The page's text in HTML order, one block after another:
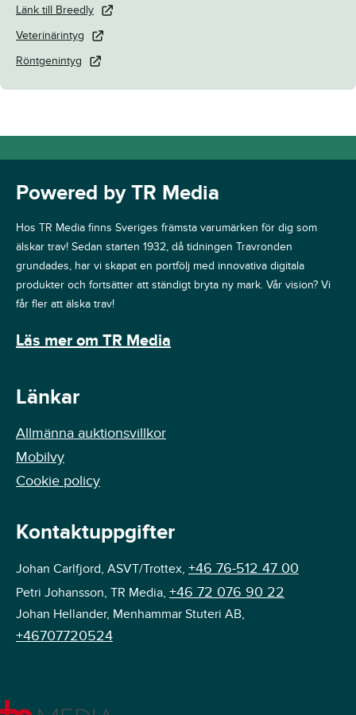
Länk till Breedly
Veterinärintyg
Röntgenintyg
Powered by TR Media
Hos TR Media finns Sveriges främsta varumärken för dig som
älskar trav! Sedan starten 1932, då tidningen Travronden
grundades, har vi skapat en portfölj med innovativa digitala
produkter och fortsätter att ständigt bryta ny mark. Vår vision? Vi
får fler att älska trav!
Läs mer om TR Media
Länkar
Allmänna auktionsvillkor
Mobilvy
Cookie policy
Kontaktuppgifter
Johan Carlfjord, ASVT/Trottex, +46 76-512 47 00
Petri Johansson, TR Media, +46 72 076 90 22
Johan Hellander, Menhammar Stuteri AB,
+46707720524